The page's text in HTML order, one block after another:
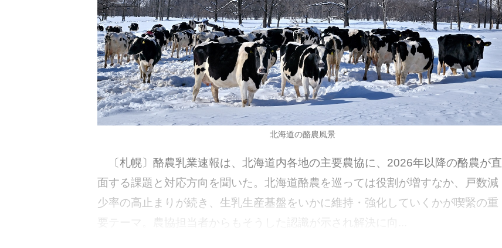
北海道の酪農風景
〔札幌〕酪農乳業速報は、北海道内各地の主要農協に、2026年以降の酪農が直
面する課題と対応方向を聞いた。北海道酪農を巡っては役割が増すなか、戸数減
少率の高止まりが続き、生乳生産基盤をいかに維持・強化していくかが喫緊の重
要テーマ。農協担当者からもそうした認識が示され解決に向...